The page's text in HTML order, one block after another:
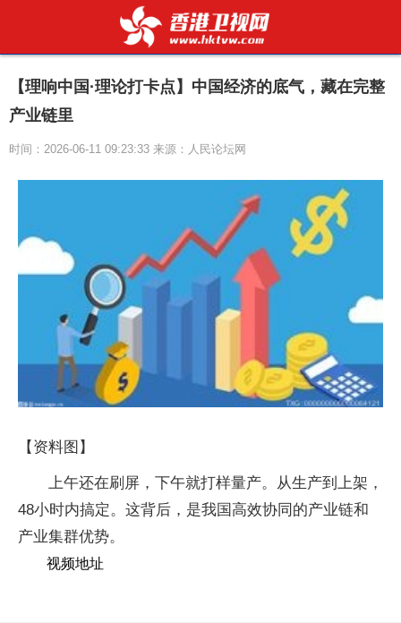
【理响中国·理论打卡点】中国经济的底气，藏在完整
产业链里
时间：2026-06-11 09:23:33 来源：人民论坛网
【资料图】
上午还在刷屏，下午就打样量产。从生产到上架，
48小时内搞定。这背后，是我国高效协同的产业链和
产业集群优势。
视频地址